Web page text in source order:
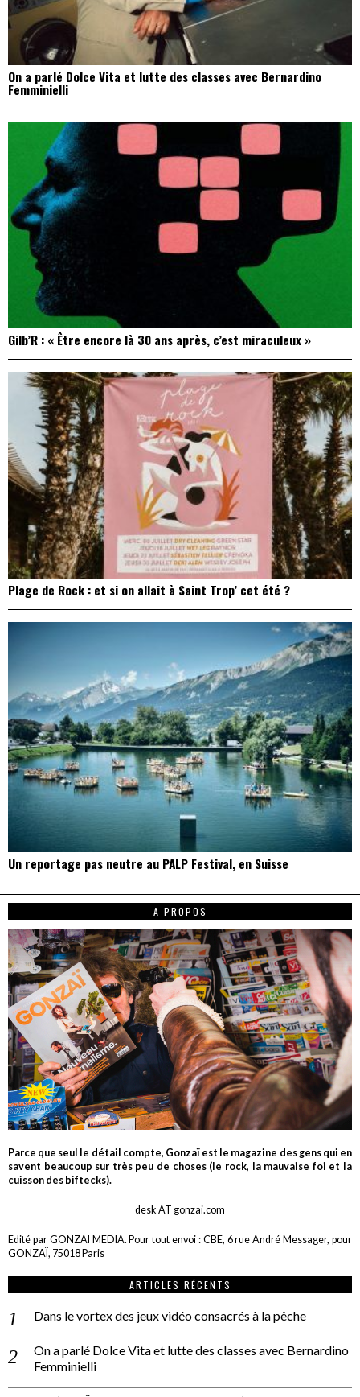
On a parlé Dolce Vita et lutte des classes avec Bernardino
Femminielli
Gilb’R : « Être encore là 30 ans après, c’est miraculeux »
Plage de Rock : et si on allait à Saint Trop’ cet été ?
Un reportage pas neutre au PALP Festival, en Suisse
A PROPOS
Parce que seul le détail compte, Gonzaï est le magazine des gens qui en
savent beaucoup sur très peu de choses (le rock, la mauvaise foi et la
cuisson des biftecks).
desk AT gonzai.com
Edité par GONZAÏ MEDIA. Pour tout envoi : CBE, 6 rue André Messager, pour
GONZAÏ, 75018 Paris
ARTICLES RÉCENTS
Dans le vortex des jeux vidéo consacrés à la pêche
On a parlé Dolce Vita et lutte des classes avec Bernardino
Femminielli